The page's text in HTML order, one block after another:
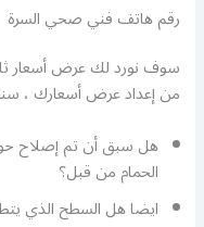
رقم هاتف فني صحي السرة
سوف نورد لك عرض أسعار
من إعداد عرض أسعارك ،
هل سبق أن تم إصلاح
الحمام من قبل؟
ايضا هل السطح الذي